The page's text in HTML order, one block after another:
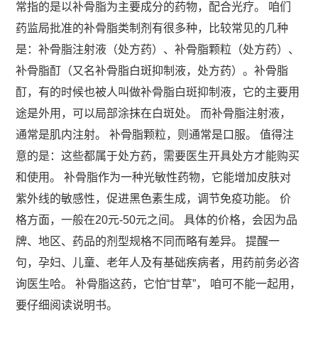
常指的是以补骨脂为主要成分的药物，配合光疗。 咱们
药监局批准的补骨脂类制剂有很多种，比较常见的几种
是：补骨脂注射液（处方药）、补骨脂颗粒（处方药）、
补骨脂酊（又名补骨脂白斑抑制液，处方药）。补骨脂
酊，有的时候也被人叫做补骨脂白斑抑制液，它的主要用
途是外用，可以局部涂抹在白斑处。 而补骨脂注射液，
通常是肌内注射。 补骨脂颗粒，则通常是口服。 值得注
意的是：这些都属于处方药，需要医生开具处方才能购买
和使用。 补骨脂作为一种光敏性药物，它能增加皮肤对
紫外线的敏感性，促进黑色素生成，调节免疫功能。 价
格方面，一般在20元-50元之间。 具体的价格，会因为品
牌、地区、药品的剂型规格不同而略有差异。 提醒一
句，孕妇、儿童、老年人及有基础疾病者，用药前务必咨
询医生哈。 补骨脂这药，它怕“甘草”， 咱可不能一起用，
要仔细阅读说明书。